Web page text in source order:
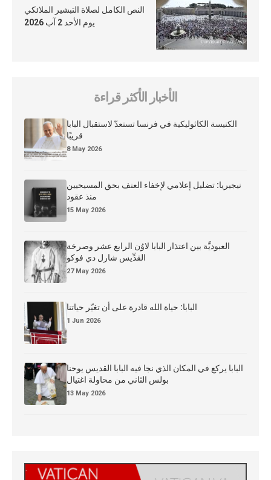
النص الكامل لصلاة التبشير الملائكي
يوم الأحد 2 آب 2026
الأخبار الأكثر قراءة
الكنيسة الكاثوليكية في فرنسا تستعدّ لاستقبال البابا
قريبًا
8 May 2026
نيجيريا: تضليل إعلامي لإخفاء العنف بحق المسيحيين
منذ عقود
15 May 2026
العبوديَّة بين اعتذار البابا لاوُن الرابع عشر وصرخة
القدِّيس شارل دي فوكو
27 May 2026
البابا: حياة الله قادرة على أن تغيّر حياتنا
1 Jun 2026
البابا يركع في المكان الذي نجا فيه البابا القديس يوحنا
بولس الثاني من محاولة اغتيال
13 May 2026